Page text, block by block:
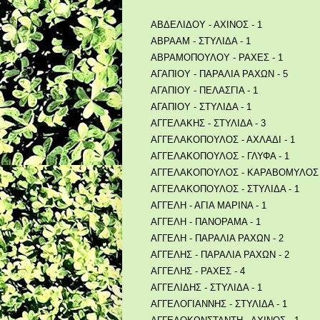
ΑΒΔΕΛΙΔΟΥ - ΑΧΙΝΟΣ - 1
ΑΒΡΑΑΜ - ΣΤΥΛΙΔΑ - 1
ΑΒΡΑΜΟΠΟΥΛΟΥ - ΡΑΧΕΣ - 1
ΑΓΑΠΙΟΥ - ΠΑΡΑΛΙΑ ΡΑΧΩΝ - 5
ΑΓΑΠΙΟΥ - ΠΕΛΑΣΓΙΑ - 1
ΑΓΑΠΙΟΥ - ΣΤΥΛΙΔΑ - 1
ΑΓΓΕΛΑΚΗΣ - ΣΤΥΛΙΔΑ - 3
ΑΓΓΕΛΑΚΟΠΟΥΛΟΣ - ΑΧΛΑΔΙ - 1
ΑΓΓΕΛΑΚΟΠΟΥΛΟΣ - ΓΛΥΦΑ - 1
ΑΓΓΕΛΑΚΟΠΟΥΛΟΣ - ΚΑΡΑΒΟΜΥΛΟΣ
ΑΓΓΕΛΑΚΟΠΟΥΛΟΣ - ΣΤΥΛΙΔΑ - 1
ΑΓΓΕΛΗ - ΑΓΙΑ ΜΑΡΙΝΑ - 1
ΑΓΓΕΛΗ - ΠΑΝΟΡΑΜΑ - 1
ΑΓΓΕΛΗ - ΠΑΡΑΛΙΑ ΡΑΧΩΝ - 2
ΑΓΓΕΛΗΣ - ΠΑΡΑΛΙΑ ΡΑΧΩΝ - 2
ΑΓΓΕΛΗΣ - ΡΑΧΕΣ - 4
ΑΓΓΕΛΙΔΗΣ - ΣΤΥΛΙΔΑ - 1
ΑΓΓΕΛΟΓΙΑΝΝΗΣ - ΣΤΥΛΙΔΑ - 1